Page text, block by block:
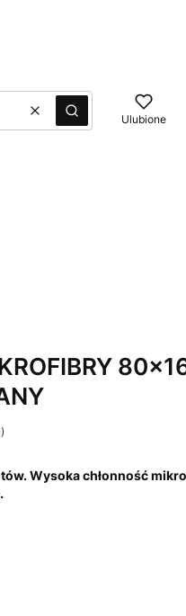
WyczyśćSzukaj Ulubione
Wysoka chłonność